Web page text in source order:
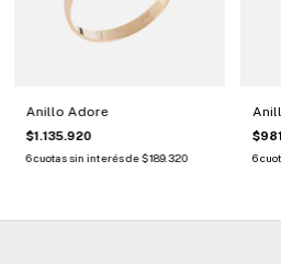
Anillo Adore
$1.135.920
6cuotas sin interés de$189.320
6